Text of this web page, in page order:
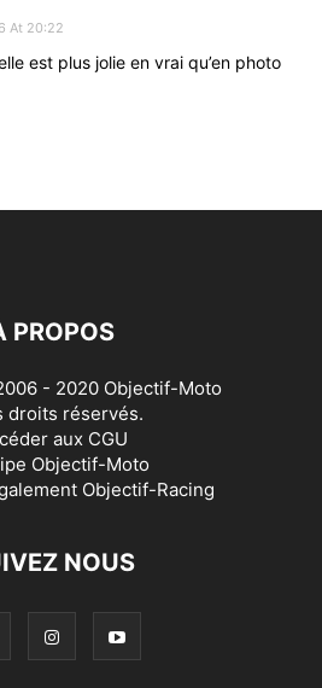
At 20:22
est plus jolie en vrai qu’en photo
PROPOS
- 2020 Objectif-Moto
droits réservés.
aux CGU
Objectif-Moto
Objectif-Racing
NOUS